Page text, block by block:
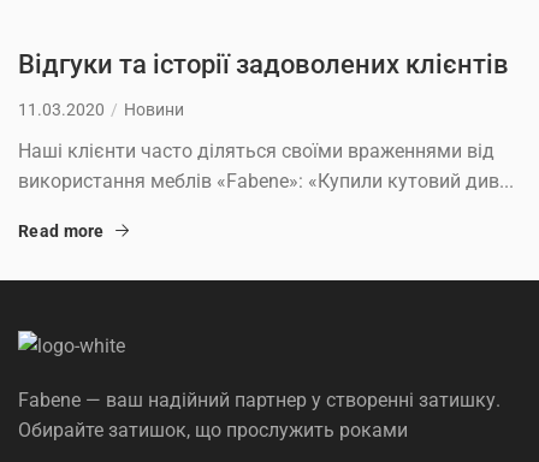
Відгуки та історії задоволених клієнтів
11.03.2020 Новини
Наші клієнти часто діляться своїми враженнями від
використання меблів «Fabene»: «Купили кутовий див...
Read more
Fabene — ваш надійний партнер у створенні затишку.
Обирайте затишок, що прослужить роками